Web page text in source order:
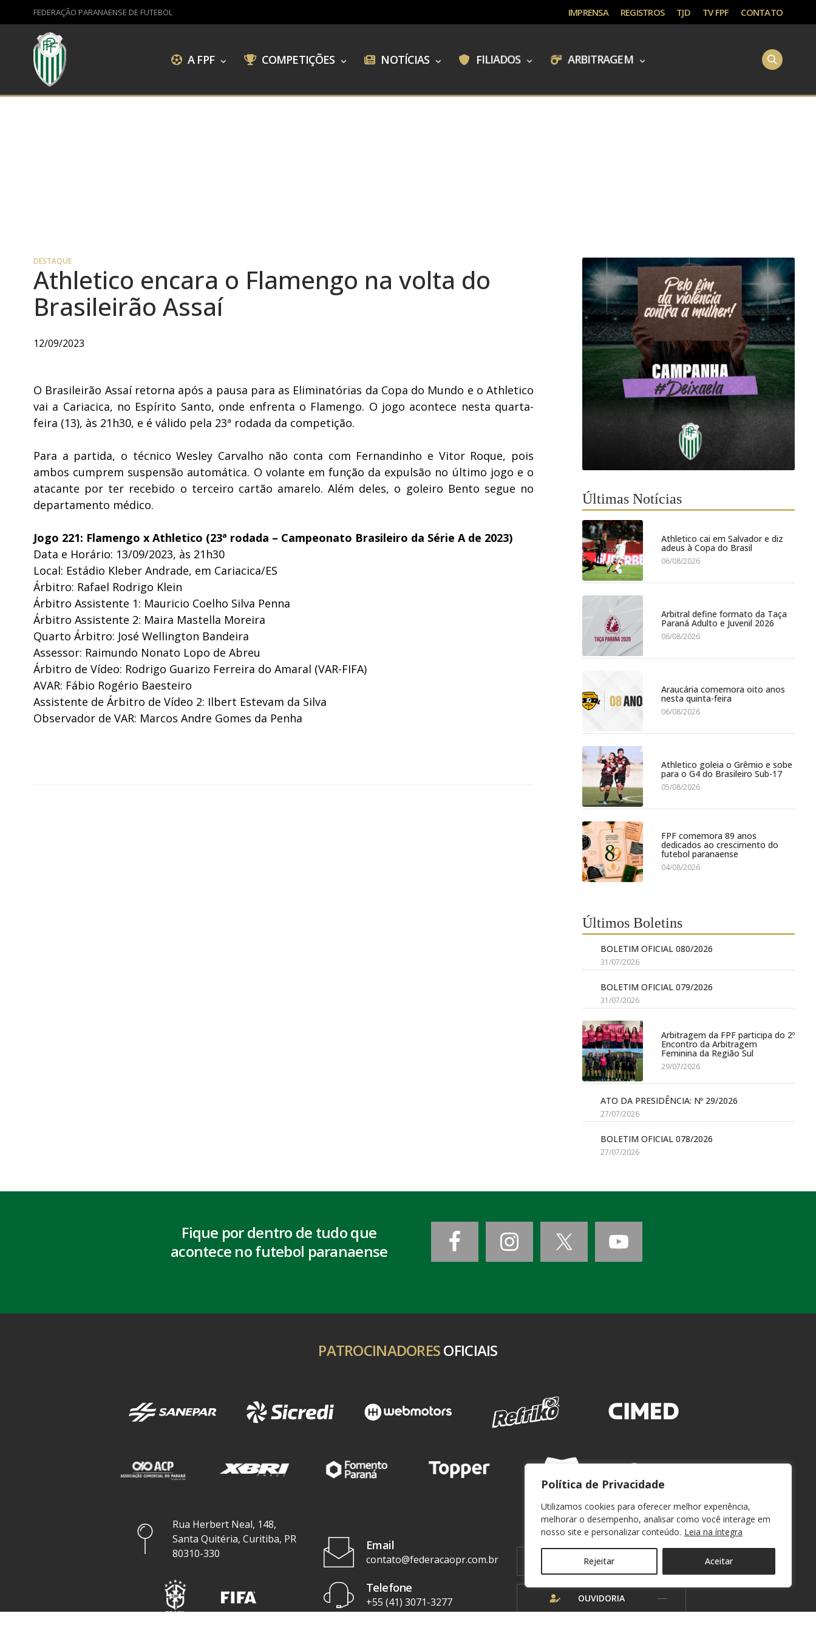
Política de Privacidade
Utilizamos cookies para oferecer melhor experiência,
melhorar o desempenho, analisar como você interage em
nosso site e personalizar conteúdo. Leia na íntegra
Rejeitar Aceitar
FEDERAÇÃO PARANAENSE DE FUTEBOL IMPRENSA REGISTROS TJD TV FPF CONTATO
A FPF COMPETIÇÕES NOTÍCIAS FILIADOS ARBITRAGEM
DESTAQUE
Athletico encara o Flamengo na volta do
Brasileirão Assaí
12/09/2023
O Brasileirão Assaí retorna após a pausa para as Eliminatórias da Copa do Mundo e o Athletico
vai a Cariacica, no Espírito Santo, onde enfrenta o Flamengo. O jogo acontece nesta quarta-
feira (13), às 21h30, e é válido pela 23ª rodada da competição.
Para a partida, o técnico Wesley Carvalho não conta com Fernandinho e Vitor Roque, pois
ambos cumprem suspensão automática. O volante em função da expulsão no último jogo e o
atacante por ter recebido o terceiro cartão amarelo. Além deles, o goleiro Bento segue no
departamento médico.
Jogo 221: Flamengo x Athletico (23ª rodada – Campeonato Brasileiro da Série A de 2023)
Data e Horário: 13/09/2023, às 21h30
Local: Estádio Kleber Andrade, em Cariacica/ES
Árbitro: Rafael Rodrigo Klein
Árbitro Assistente 1: Mauricio Coelho Silva Penna
Árbitro Assistente 2: Maira Mastella Moreira
Quarto Árbitro: José Wellington Bandeira
Assessor: Raimundo Nonato Lopo de Abreu
Árbitro de Vídeo: Rodrigo Guarizo Ferreira do Amaral (VAR-FIFA)
AVAR: Fábio Rogério Baesteiro
Assistente de Árbitro de Vídeo 2: Ilbert Estevam da Silva
Observador de VAR: Marcos Andre Gomes da Penha
Últimas Notícias
Athletico cai em Salvador e diz
adeus à Copa do Brasil
06/08/2026
Arbitral define formato da Taça
Paraná Adulto e Juvenil 2026
06/08/2026
Araucária comemora oito anos
nesta quinta-feira
06/08/2026
Athletico goleia o Grêmio e sobe
para o G4 do Brasileiro Sub-17
05/08/2026
FPF comemora 89 anos
dedicados ao crescimento do
futebol paranaense
04/08/2026
Últimos Boletins
BOLETIM OFICIAL 080/2026
31/07/2026
BOLETIM OFICIAL 079/2026
31/07/2026
Arbitragem da FPF participa do 2º
Encontro da Arbitragem
Feminina da Região Sul
29/07/2026
ATO DA PRESIDÊNCIA: Nº 29/2026
27/07/2026
BOLETIM OFICIAL 078/2026
27/07/2026
Fique por dentro de tudo que
acontece no futebol paranaense
PATROCINADORESOFICIAIS
Rua Herbert Neal, 148,
Santa Quitéria, Curitiba, PR
80310-330
Email
contato@federacaopr.com.br
Telefone
+55 (41) 3071-3277
WEBMAIL
OUVIDORIA